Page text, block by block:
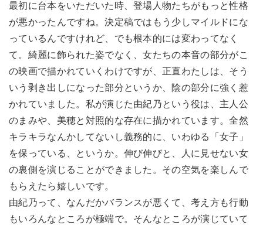
最初に台本をいただいた時、登場人物たちがもっと性格
が悪かったんですね。決定稿ではもう少しマイルドにな
っているんですけれど、でも根本的には変わってなく
て。綺麗に飾られた姿でなく、女たちの本音の部分がこ
の映画で描かれていくわけですが、正直わたしは、そう
いう剥き出しになった部分というか、陰の部分に強く惹
かれていました。私が演じた由紀乃という役は、主人公
のまみや、美穂と対照的な存在に描かれています。全然
キラキラなんかしてないし義務的に、いわゆる「女子」
を保っている、というか。伸び伸びと、人に見せない女
の裏側を演じることができました。その空気を楽しんで
もらえたら嬉しいです。
由紀乃って、なんだかバランスが悪くて、考え方も行動
もいろんなところが極端で。そんなところが演じていて